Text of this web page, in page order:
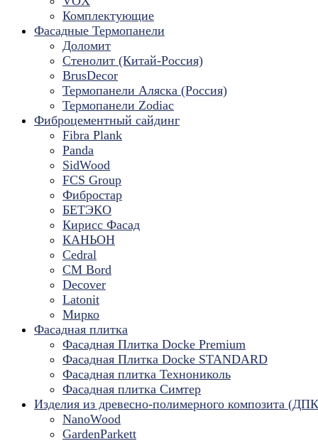
Комплектующие
Фасадные Термопанели
Доломит
Стенолит (Китай-Россия)
BrusDecor
Термопанели Аляска (Россия)
Термопанели Zodiac
Фиброцементный сайдинг
Fibra Plank
Panda
SidWood
FCS Group
Фибростар
БЕТЭКО
Кирисс Фасад
КАНЬОН
Cedral
CM Bord
Decover
Latonit
Мирко
Фасадная плитка
Фасадная Плитка Docke Premium
Фасадная Плитка Docke STANDARD
Фасадная плитка Технониколь
Фасадная плитка Симтер
Изделия из древесно-полимерного композита
NanoWood
GardenParkett